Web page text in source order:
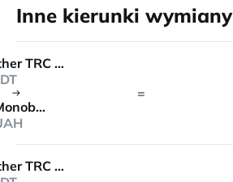
Inne kierunki wymiany
Tether TRC 20
Monobank
=
Tether TRC 20